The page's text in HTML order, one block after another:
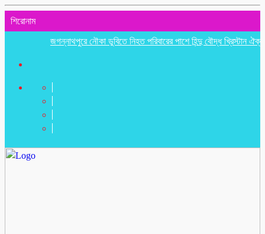
শিরোনাম
জগন্নাথপুরে নৌকা ডুবিতে নিহত পরিবারের পাশে হিন্দু বৌদ্ধ খ্রিস্টান ঐক্য